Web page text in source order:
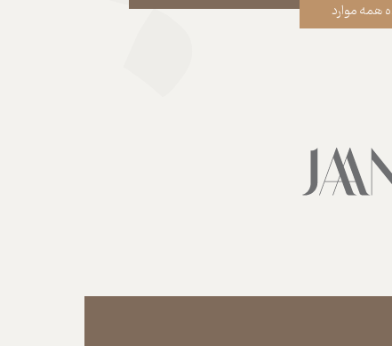
همه موارد